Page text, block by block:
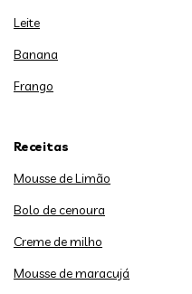
Leite
Banana
Frango
Receitas
Mousse de Limão
Bolo de cenoura
Creme de milho
Mousse de maracujá